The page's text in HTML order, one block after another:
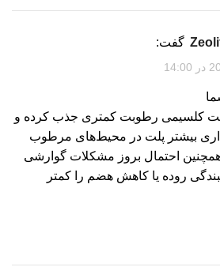
گفت:
کلسیمی رطوبت کمتری جذب کرده و
بیشتر پلت در محیط‌های مرطوب
احتمال بروز مشکلات گوارشی
روده یا کاهش هضم را کمتر